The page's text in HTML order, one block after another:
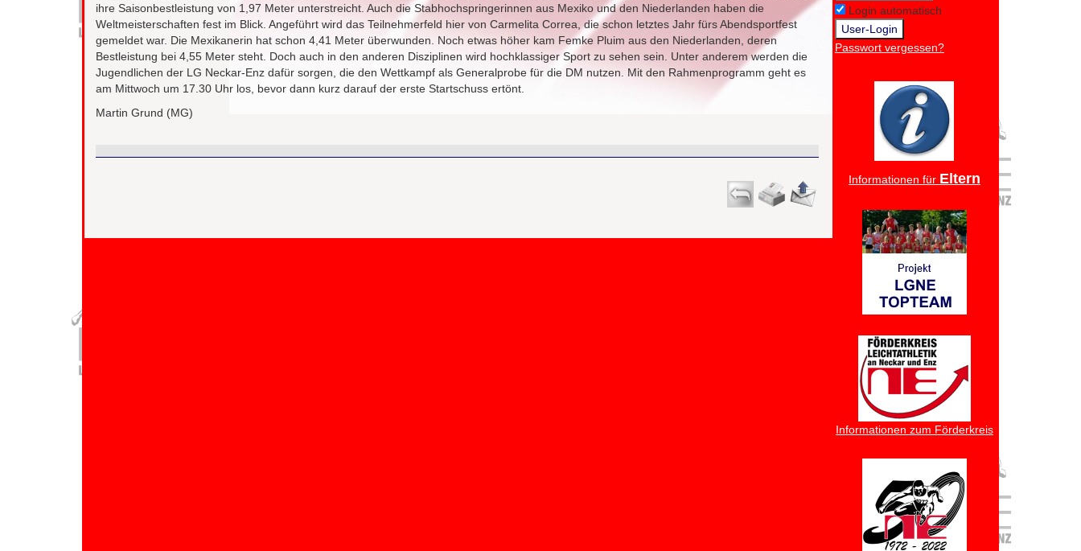
ihre Saisonbestleistung von 1,97 Meter unterstreicht. Auch die Stabhochspringerinnen aus Mexiko und den Niederlanden haben die
Weltmeisterschaften fest im Blick. Angeführt wird das Teilnehmerfeld hier von Carmelita Correa, die schon letztes Jahr fürs Abendsportfest
gemeldet war. Die Mexikanerin hat schon 4,41 Meter überwunden. Noch etwas höher kam Femke Pluim aus den Niederlanden, deren
Bestleistung bei 4,55 Meter steht. Doch auch in den anderen Disziplinen wird hochklassiger Sport zu sehen sein. Unter anderem werden die
Jugendlichen der LG Neckar-Enz dafür sorgen, die den Wettkampf als Generalprobe für die DM nutzen. Mit den Rahmenprogramm geht es
am Mittwoch um 17.30 Uhr los, bevor dann kurz darauf der erste Startschuss ertönt.
Martin Grund (MG)
Login automatisch
Passwort vergessen?
Informationen für Eltern
Informationen zum Förderkreis